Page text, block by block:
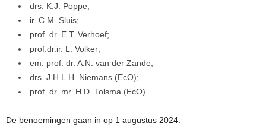
drs. K.J. Poppe;
ir. C.M. Sluis;
prof. dr. E.T. Verhoef;
prof.dr.ir. L. Volker;
em. prof. dr. A.N. van der Zande;
drs. J.H.L.H. Niemans (EcO);
prof. dr. mr. H.D. Tolsma (EcO).
De benoemingen gaan in op 1 augustus 2024.